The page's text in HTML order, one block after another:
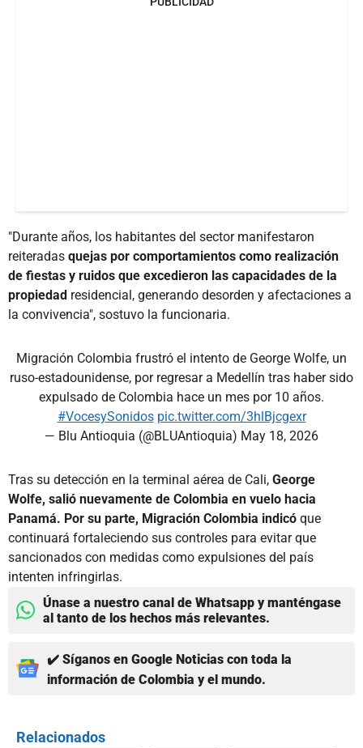
"Durante años, los habitantes del sector manifestaron
reiteradas quejas por comportamientos como realización
de fiestas y ruidos que excedieron las capacidades de la
propiedad residencial, generando desorden y afectaciones a
la convivencia", sostuvo la funcionaria.
Migración Colombia frustró el intento de George Wolfe, un
ruso-estadounidense, por regresar a Medellín tras haber sido
expulsado de Colombia hace un mes por 10 años.
#VocesySonidos pic.twitter.com/3hlBjcgexr
— Blu Antioquia (@BLUAntioquia) May 18, 2026
Tras su detección en la terminal aérea de Cali, George
Wolfe, salió nuevamente de Colombia en vuelo hacia
Panamá. Por su parte, Migración Colombia indicó que
continuará fortaleciendo sus controles para evitar que
sancionados con medidas como expulsiones del país
intenten infringirlas.
Únase a nuestro canal de Whatsapp y manténgase
al tanto de los hechos más relevantes.
✔️ Síganos en Google Noticias con toda la
información de Colombia y el mundo.
Relacionados